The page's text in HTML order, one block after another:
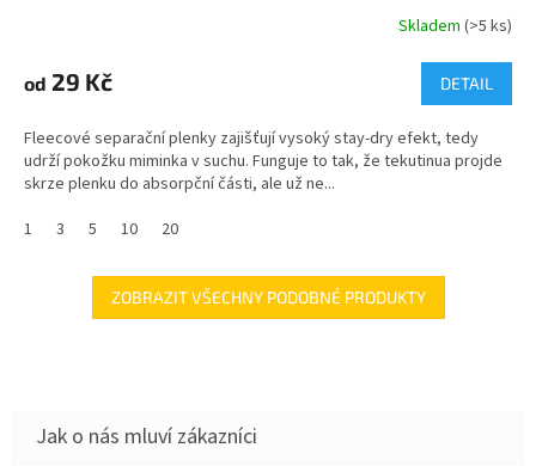
Skladem (>5 ks)
od 29 Kč DETAIL
Fleecové separační plenky zajišťují vysoký stay-dry efekt, tedy
udrží pokožku miminka v suchu. Funguje to tak, že tekutinua projde
skrze plenku do absorpční části, ale už ne...
1
3 5 10 20
ZOBRAZIT VŠECHNY PODOBNÉ PRODUKTY